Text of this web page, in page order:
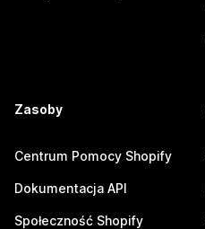
Zasoby
Centrum Pomocy Shopify
Dokumentacja API
Społeczność Shopify